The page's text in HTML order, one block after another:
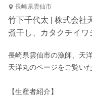
長崎県雲仙市
竹下千代太 | 株式会社
煮干し、カタクチイ
長崎県雲仙市の漁師、天
天洋丸のページをご覧い
【生産者紹介】